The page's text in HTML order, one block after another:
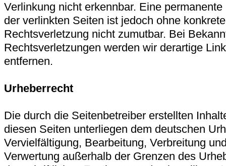
Verlinkung nicht erkennbar. Eine
der verlinkten Seiten ist jedoch ohne
Rechtsverletzung nicht zumutbar. Bei
Rechtsverletzungen werden wir derartige
entfernen.
Urheberrecht
Die durch die Seitenbetreiber erstellten
diesen Seiten unterliegen dem deutschen
Vervielfältigung, Bearbeitung, Verbreitung
Verwertung außerhalb der Grenzen des